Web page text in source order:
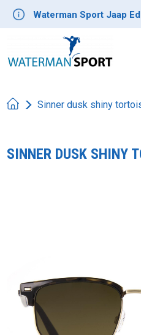
Waterman Sport Jaap
Sinner dusk shiny
SINNER DUSK SHINY